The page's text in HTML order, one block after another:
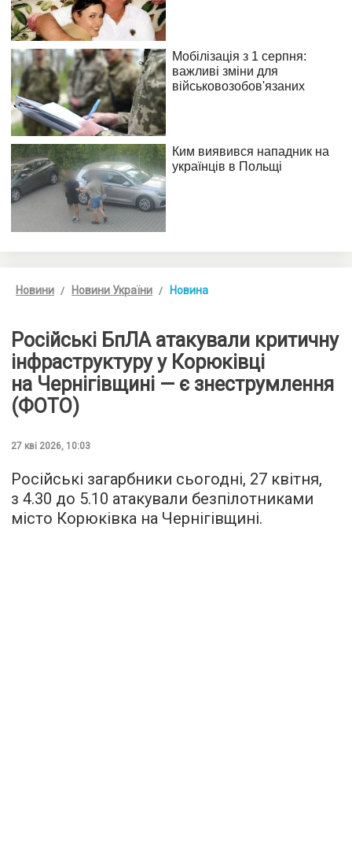
Новини Новини України Новина
Російські БпЛА атакували критичну
інфраструктуру у Корюківці
на Чернігівщині — є знеструмлення
(ФОТО)
27 кві 2026, 10:03
Російські загарбники сьогодні, 27 квітня,
з 4.30 до 5.10 атакували безпілотниками
місто Корюківка на Чернігівщині.